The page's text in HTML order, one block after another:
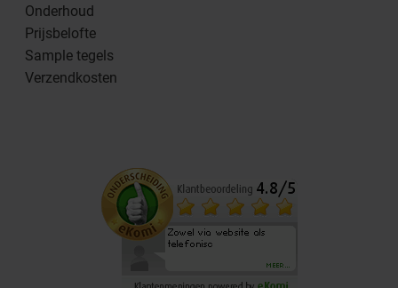
Onderhoud
Prijsbelofte
Sample tegels
Verzendkosten